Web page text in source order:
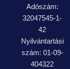
Adószám:
32047545-1-
42
Nyilvántartási
szám: 01-09-
404322